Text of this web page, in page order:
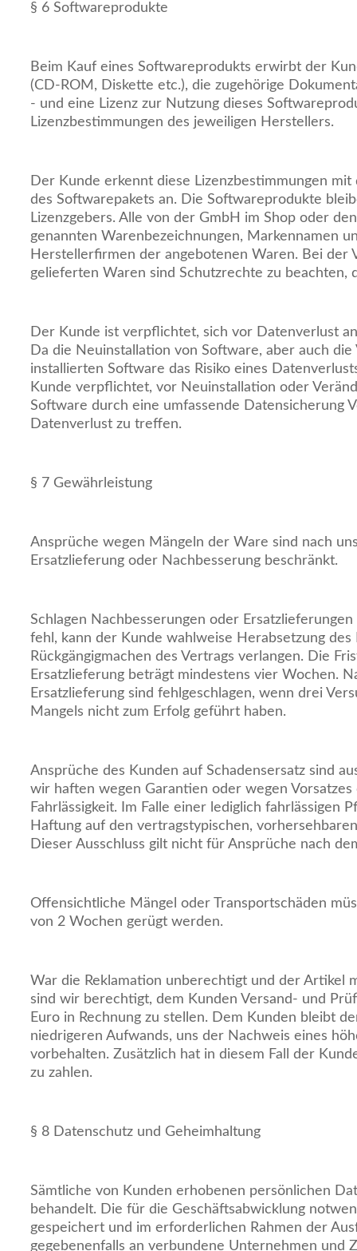
§ 6 Softwareprodukte
Beim Kauf eines Softwareprodukts erwirbt der
(CD-ROM, Diskette etc.), die zugehörige
- und eine Lizenz zur Nutzung dieses
Lizenzbestimmungen des jeweiligen Herstellers.
Der Kunde erkennt diese Lizenzbestimmungen
des Softwarepakets an. Die Softwareprodukte
Lizenzgebers. Alle von der GmbH im Shop oder
genannten Warenbezeichnungen, Markennamen
Herstellerfirmen der angebotenen Waren. Bei der
gelieferten Waren sind Schutzrechte zu beachten,
Der Kunde ist verpflichtet, sich vor Datenverlust
Da die Neuinstallation von Software, aber auch
installierten Software das Risiko eines
Kunde verpflichtet, vor Neuinstallation oder
Software durch eine umfassende Datensicherung
Datenverlust zu treffen.
§ 7 Gewährleistung
Ansprüche wegen Mängeln der Ware sind nach
Ersatzlieferung oder Nachbesserung beschränkt.
Schlagen Nachbesserungen oder
fehl, kann der Kunde wahlweise Herabsetzung des
Rückgängigmachen des Vertrags verlangen. Die
Ersatzlieferung beträgt mindestens vier Wochen.
Ersatzlieferung sind fehlgeschlagen, wenn drei
Mangels nicht zum Erfolg geführt haben.
Ansprüche des Kunden auf Schadensersatz sind
wir haften wegen Garantien oder wegen
Fahrlässigkeit. Im Falle einer lediglich fahrlässigen
Haftung auf den vertragstypischen,
Dieser Ausschluss gilt nicht für Ansprüche nach
Offensichtliche Mängel oder Transportschäden
von 2 Wochen gerügt werden.
War die Reklamation unberechtigt und der Artikel
sind wir berechtigt, dem Kunden Versand- und
Euro in Rechnung zu stellen. Dem Kunden bleibt
niedrigeren Aufwands, uns der Nachweis eines
vorbehalten. Zusätzlich hat in diesem Fall der
zu zahlen.
§ 8 Datenschutz und Geheimhaltung
Sämtliche von Kunden erhobenen persönlichen
behandelt. Die für die Geschäftsabwicklung
gespeichert und im erforderlichen Rahmen der
gegebenenfalls an verbundene Unternehmen und